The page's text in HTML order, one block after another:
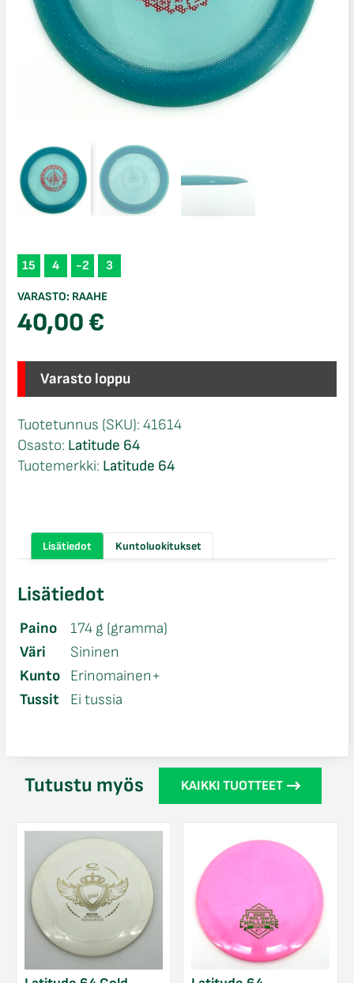
15 4 -2 3
VARASTO: RAAHE
40,00€
Varasto loppu
Tuotetunnus (SKU): 41614
Osasto: Latitude 64
Tuotemerkki: Latitude 64
Lisätiedot Kuntoluokitukset
Lisätiedot
Paino
174 g (gramma)
Väri
Sininen
Kunto
Erinomainen+
Tussit
Ei tussia
Tutustu myös KAIKKI TUOTTEET